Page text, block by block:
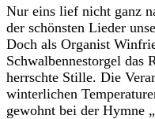
Nur eins lief nicht ganz
der schönsten Lieder
Doch als Organist
Schwalbennestorgel das
herrschte Stille. Die
winterlichen
gewohnt bei der Hymne